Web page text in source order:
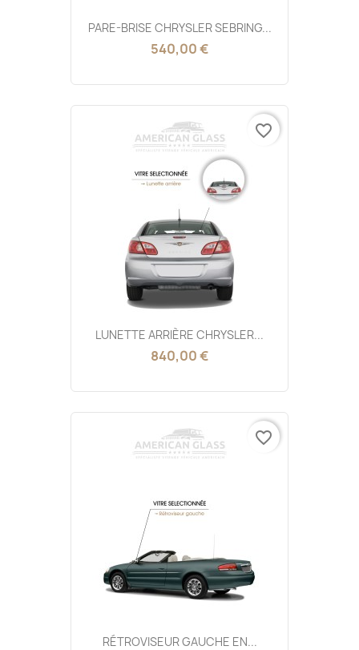
PARE-BRISE CHRYSLER SEBRING...
540,00 €
LUNETTE ARRIÈRE CHRYSLER...
840,00 €
favorite_border
RÉTROVISEUR GAUCHE EN...
favorite_border